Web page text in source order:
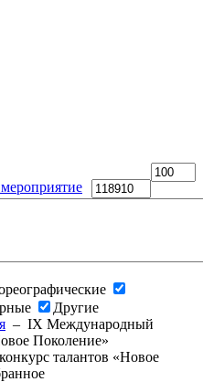
Другие
– IX Международный
Поколение»
талантов «Новое